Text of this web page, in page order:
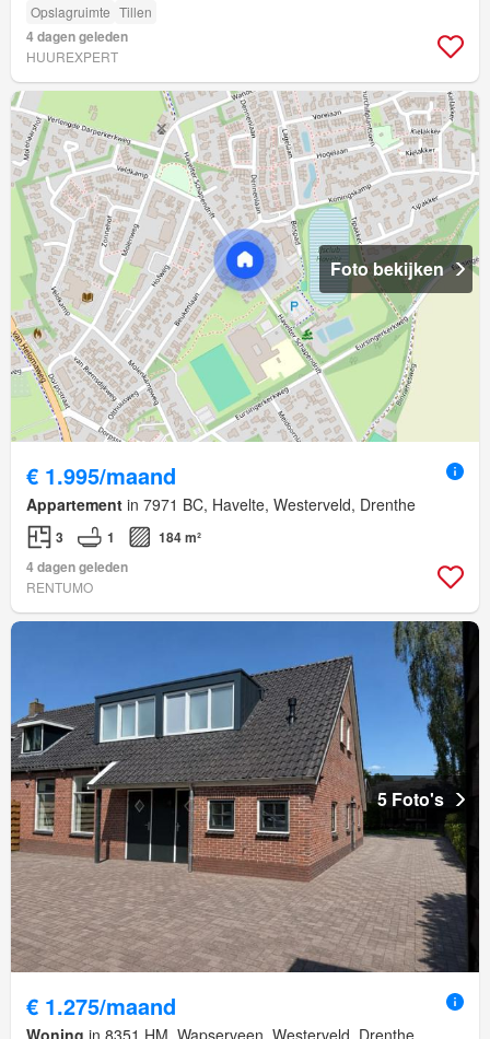
Opslagruimte Tillen
4 dagen geleden
HUUREXPERT
Foto bekijken
€ 1.995/maand
Appartement in 7971 BC, Havelte, Westerveld, Drenthe
3 1
184 m²
4 dagen geleden
RENTUMO
5 Foto's
€ 1.275/maand
Woning in 8351 HM, Wapserveen, Westerveld, Drenthe